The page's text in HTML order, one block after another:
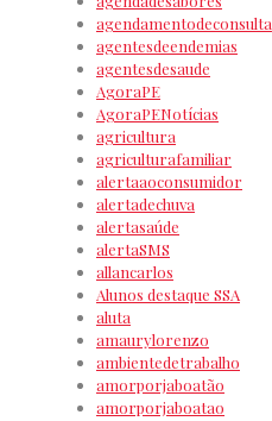
agendamentodeconsulta
agentesdeendemias
agentesdesaude
AgoraPE
AgoraPENotícias
agricultura
agriculturafamiliar
alertaaoconsumidor
alertadechuva
alertasaúde
alertaSMS
allancarlos
Alunos destaque SSA
aluta
amaurylorenzo
ambientedetrabalho
amorporjaboatão
amorporjaboatao